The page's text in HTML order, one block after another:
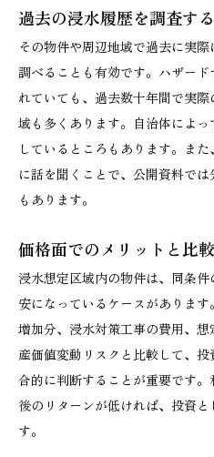
過去の浸水履歴を調査する
その物件や周辺地域で過去に実
調べることも有効です。ハザー
れていても、過去数十年間で実
域も多くあります。自治体によ
しているところもあります。ま
に話を聞くことで、公開資料で
もあります。
価格面でのメリットと比
浸水想定区域内の物件は、同条
安になっているケースがありま
増加分、浸水対策工事の費用、
産価値変動リスクと比較して、
合的に判断することが重要です
後のリターンが低ければ、投資
す。